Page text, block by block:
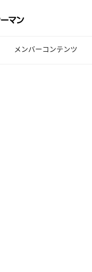
メンバーコンテンツ